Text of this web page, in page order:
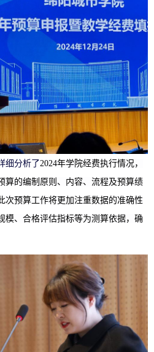
细分析了2024年学院经费执行情况，
算的编制原则、内容、流程及预算绩
次预算工作将更加注重数据的准确性
模、合格评估指标等为测算依据，确